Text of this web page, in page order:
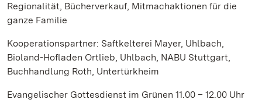
Regionalität, Bücherverkauf, Mitmachaktionen für die
ganze Familie
Kooperationspartner: Saftkelterei Mayer, Uhlbach,
Bioland-Hofladen Ortlieb, Uhlbach, NABU Stuttgart,
Buchhandlung Roth, Untertürkheim
Evangelischer Gottesdienst im Grünen 11.00 – 12.00 Uhr